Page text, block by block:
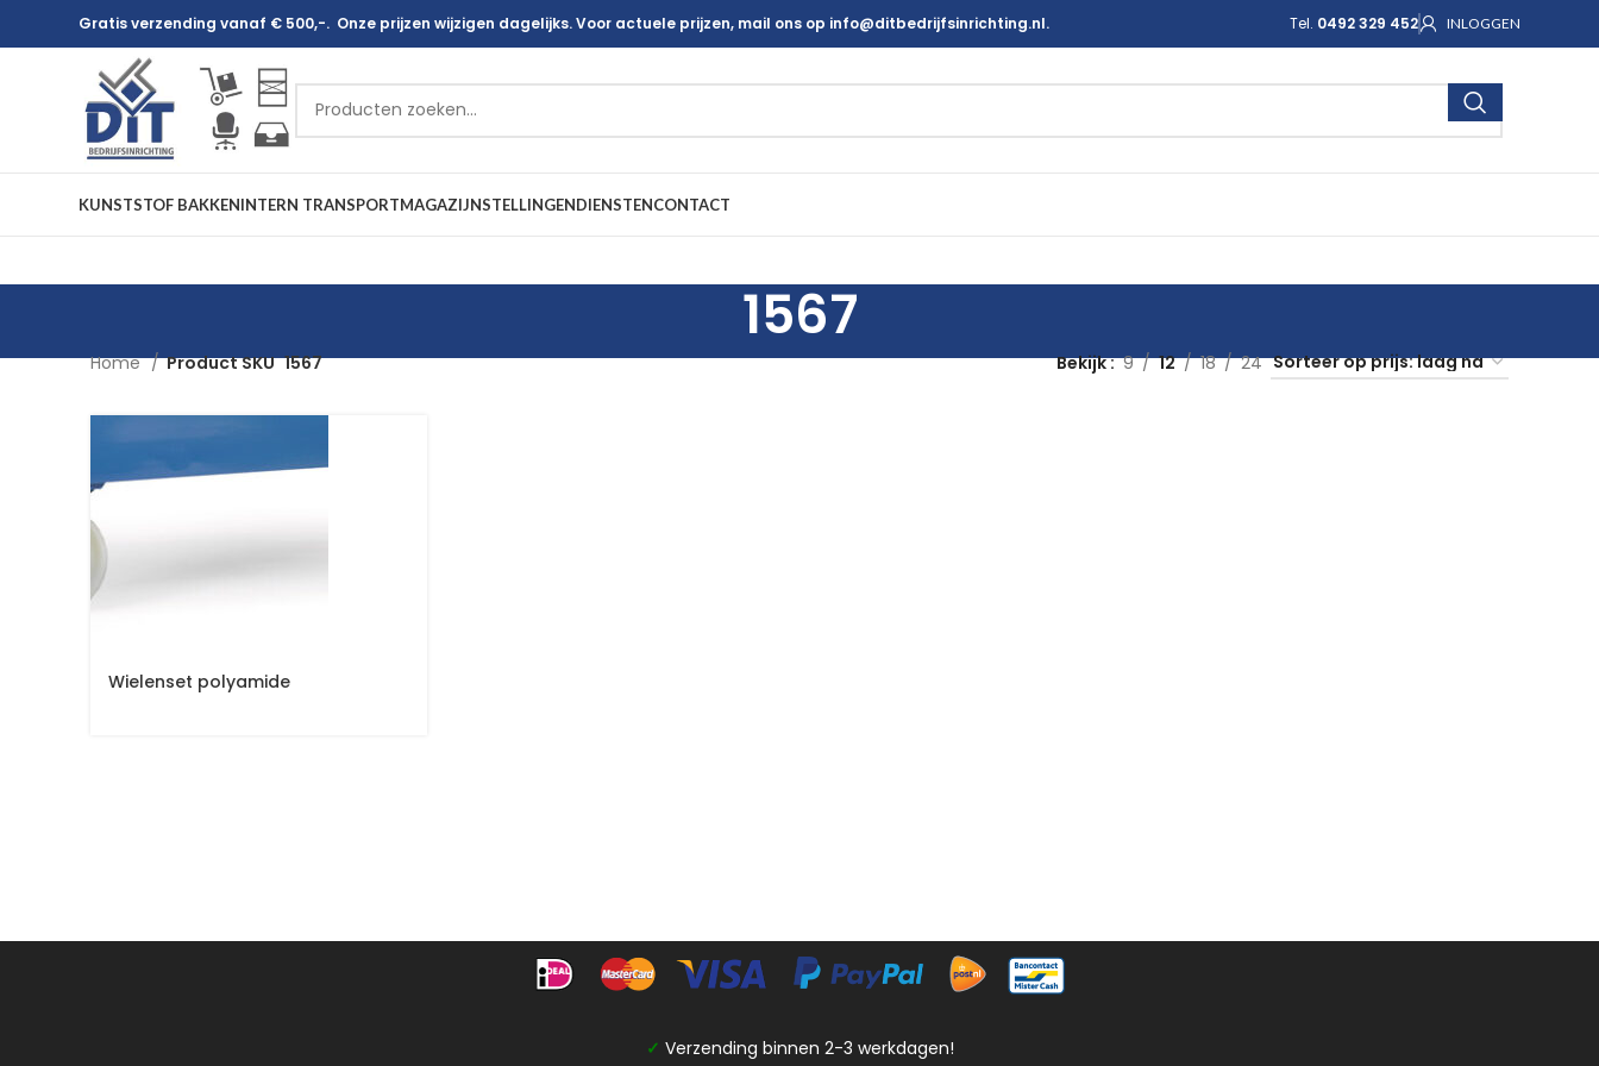
Gratis verzending vanaf € 500,-. Onze prijzen wijzigen dagelijks. Voor actuele prijzen, mail ons op info@ditbedrijfsinrichting.nl. Tel. 0492 329 452 INLOGGEN
KUNSTSTOF BAKKENINTERN TRANSPORTMAGAZIJNSTELLINGENDIENSTENCONTACT
1567
Home Product SKU 1567 Bekijk 9 12 18 24
Wielenset polyamide
✓ Verzending binnen 2-3 werkdagen!